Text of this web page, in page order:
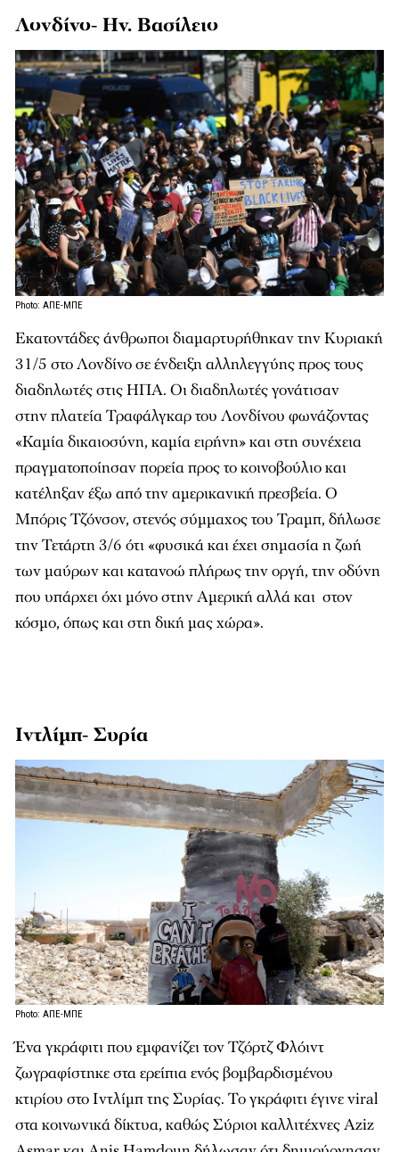
Λονδίνο- Ην. Βασίλειο
Photo: ΑΠΕ-ΜΠΕ
Εκατοντάδες άνθρωποι διαμαρτυρήθηκαν την Κυριακή
31/5 στο Λονδίνο σε ένδειξη αλληλεγγύης προς τους
διαδηλωτές στις ΗΠΑ. Οι διαδηλωτές γονάτισαν
στην πλατεία Τραφάλγκαρ του Λονδίνου φωνάζοντας
«Καμία δικαιοσύνη, καμία ειρήνη» και στη συνέχεια
πραγματοποίησαν πορεία προς το κοινοβούλιο και
κατέληξαν έξω από την αμερικανική πρεσβεία. Ο
Μπόρις Τζόνσον, στενός σύμμαχος του Τραμπ, δήλωσε
την Τετάρτη 3/6 ότι «φυσικά και έχει σημασία η ζωή
των μαύρων και κατανοώ πλήρως την οργή, την οδύνη
που υπάρχει όχι μόνο στην Αμερική αλλά και στον
κόσμο, όπως και στη δική μας χώρα».
Ιντλίμπ- Συρία
Photo: ΑΠΕ-ΜΠΕ
Ένα γκράφιτι που εμφανίζει τον Τζόρτζ Φλόιντ
ζωγραφίστηκε στα ερείπια ενός βομβαρδισμένου
κτιρίου στο Ιντλίμπ της Συρίας. Το γκράφιτι έγινε viral
στα κοινωνικά δίκτυα, καθώς Σύριοι καλλιτέχνες Aziz